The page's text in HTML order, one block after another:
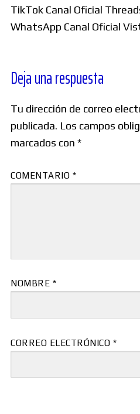
TikTok Canal Oficial
WhatsApp Canal Oficial
Deja una respuesta
Tu dirección de correo
publicada. Los campos
marcados con *
COMENTARIO *
NOMBRE *
CORREO ELECTRÓNICO *